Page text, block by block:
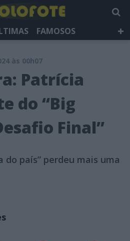
FAMOSOS
TV
NEWSLETTER
às 00h07
Patrícia
do “Big
Final”
do país” perdeu mais uma